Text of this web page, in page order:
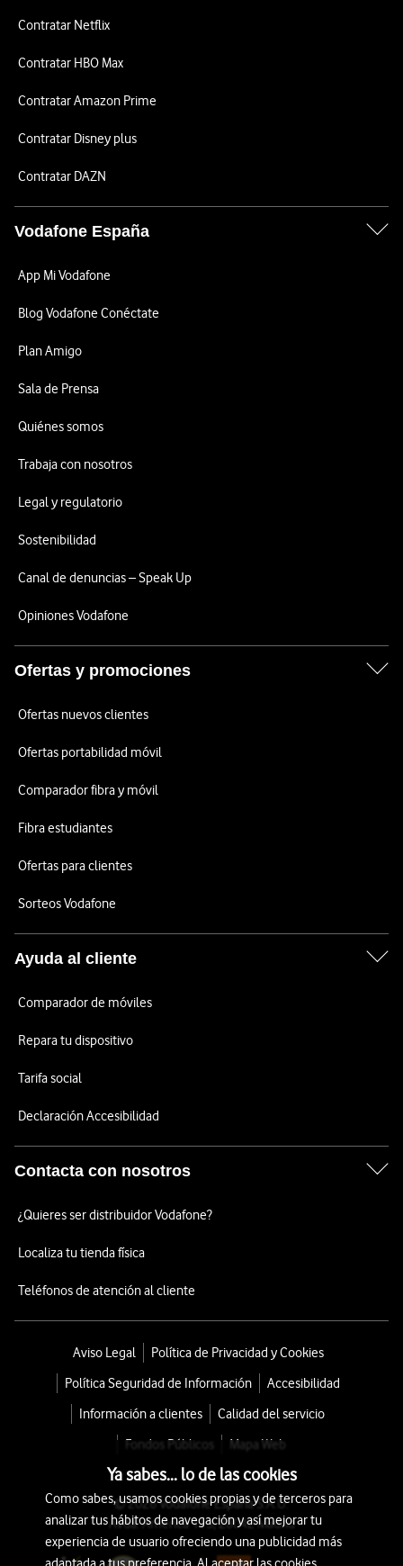
Contratar Netflix
Contratar HBO Max
Contratar Amazon Prime
Contratar Disney plus
Contratar DAZN
Vodafone España
App Mi Vodafone
Blog Vodafone Conéctate
Plan Amigo
Sala de Prensa
Quiénes somos
Trabaja con nosotros
Legal y regulatorio
Sostenibilidad
Canal de denuncias – Speak Up
Opiniones Vodafone
Ofertas y promociones
Ofertas nuevos clientes
Ofertas portabilidad móvil
Comparador fibra y móvil
Fibra estudiantes
Ofertas para clientes
Sorteos Vodafone
Ayuda al cliente
Comparador de móviles
Repara tu dispositivo
Tarifa social
Declaración Accesibilidad
Contacta con nosotros
¿Quieres ser distribuidor Vodafone?
Localiza tu tienda física
Teléfonos de atención al cliente
Aviso Legal
Política de Privacidad y Cookies
Política Seguridad de Información
Accesibilidad
Información a clientes
Calidad del servicio
Fondos Públicos
Mapa Web
© 2026 Vodafone España S.A.U.
Avda. América 115, 28042 Madrid
Ya sabes... lo de las cookies
Como sabes, usamos cookies propias y de terceros para
analizar tus hábitos de navegación y así mejorar tu
experiencia de usuario ofreciendo una publicidad más